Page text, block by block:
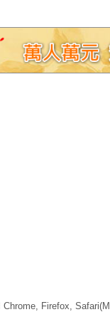
Chrome, Firefox,